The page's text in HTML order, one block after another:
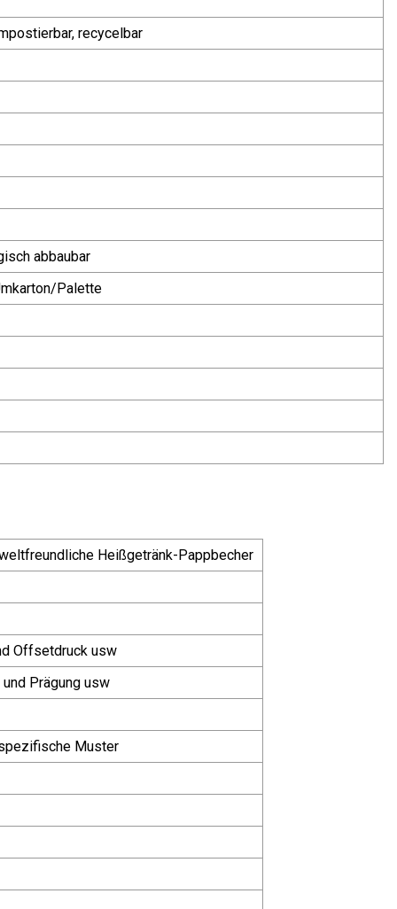
recycelbar
abbaubar
Palette
Heißgetränk-Pappbecher
Offsetdruck usw
Prägung usw
Muster